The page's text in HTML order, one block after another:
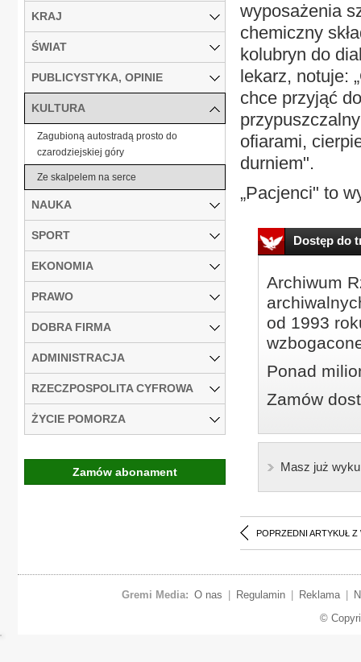
wyposażenia
chemiczny
kolubryn do
lekarz, notuje:
chce przyjąć
ofiarami,
durniem".
„Pacjenci" to
Dostęp do
Archiwum
od 1993
Ponad
Zamów
Masz już
POPRZEDNI ARTYKUŁ Z
KRAJ
ŚWIAT
PUBLICYSTYKA, OPINIE
KULTURA
Zagubioną autostradą prosto do
czarodziejskiej góry
Ze skalpelem na serce
NAUKA
SPORT
EKONOMIA
PRAWO
DOBRA FIRMA
ADMINISTRACJA
RZECZPOSPOLITA CYFROWA
ŻYCIE POMORZA
Zamów abonament
Gremi Media: O nas Regulamin Reklama
©